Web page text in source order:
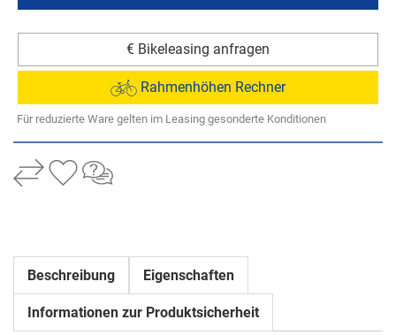
€ Bikeleasing anfragen
Rahmenhöhen Rechner
Für reduzierte Ware gelten im Leasing gesonderte Konditionen
Beschreibung Eigenschaften
Informationen zur Produktsicherheit